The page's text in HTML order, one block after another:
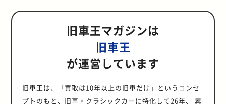
旧車王マガジンは
旧車王
が運営しています
旧車王は、「買取は10年以上の旧車だけ」というコンセ
プトのもと、旧車・クラシックカーに特化して26年、 累